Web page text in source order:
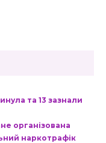
та 13 зазнали
організована
наркотрафік